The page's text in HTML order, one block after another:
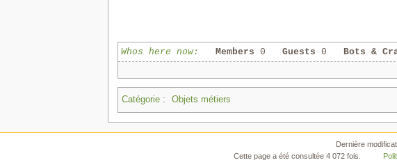
Whos here now: Members 0 Guests 0 Bots &
Catégorie: Objets métiers
Dernière
Cette page a été consultée 4 072 fois.